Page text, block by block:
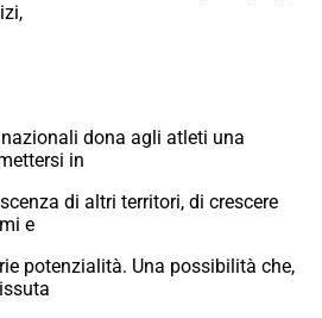
dona agli atleti una
in
di altri territori, di crescere
e
potenzialità. Una possibilità che,